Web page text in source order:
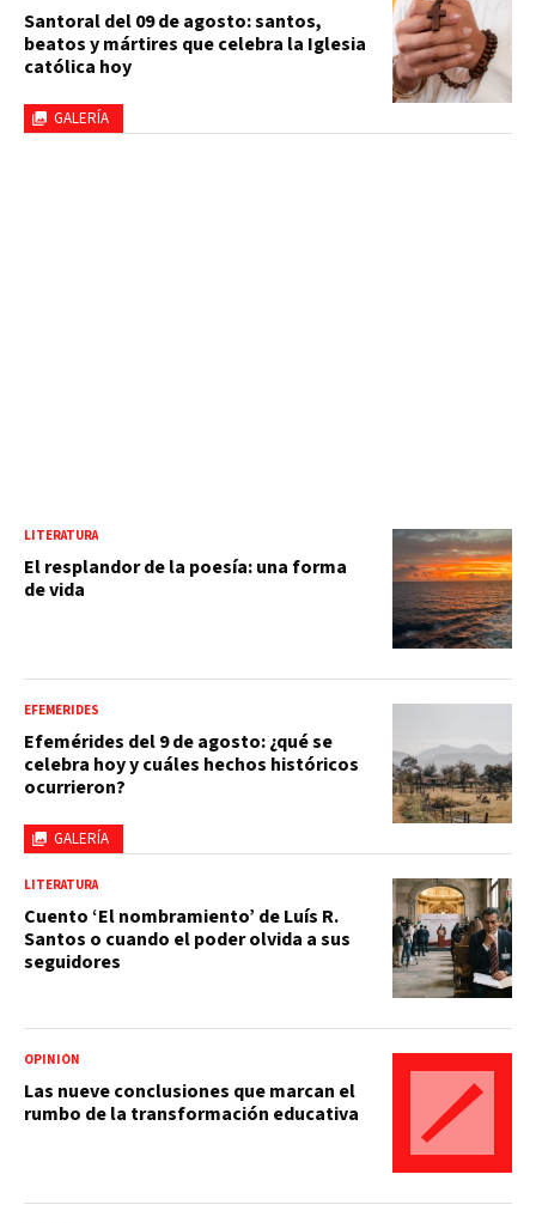
GALERÍA
Santoral del 09 de agosto: santos,
beatos y mártires que celebra la Iglesia
católica hoy
LITERATURA
El resplandor de la poesía: una forma
de vida
GALERÍA
EFEMÉRIDES
Efemérides del 9 de agosto: ¿qué se
celebra hoy y cuáles hechos históricos
ocurrieron?
LITERATURA
Cuento ‘El nombramiento’ de Luís R.
Santos o cuando el poder olvida a sus
seguidores
OPINIÓN
Las nueve conclusiones que marcan el
rumbo de la transformación educativa